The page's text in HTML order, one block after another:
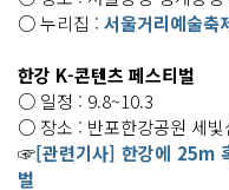
○ 누리집 : 서울거리예술축
한강 K-콘텐츠 페스티벌
○ 일정 : 9.8~10.3
○ 장소 : 반포한강공원 세빛
☞[관련기사] 한강에 25m
벌